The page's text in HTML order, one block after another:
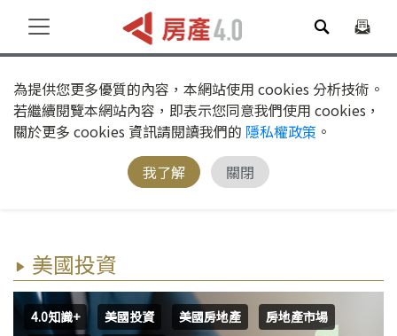
為提供您更多優質的內容，本網站使用 cookies 分析技術。
若繼續閱覽本網站內容，即表示您同意我們使用 cookies，
關於更多 cookies 資訊請閱讀我們的 隱私權政策 。
我了解
關閉
美國投資
4.0知識+ 美國投資 美國房地產
房地產市場